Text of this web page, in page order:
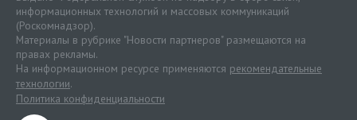
информационных технологий и массовых коммуникаций
(Роскомнадзор).
Материалы в рубрике "Новости партнеров" размещаются на
правах рекламы.
На информационном ресурсе применяются рекомендательные
технологии.
Политика конфиденциальности